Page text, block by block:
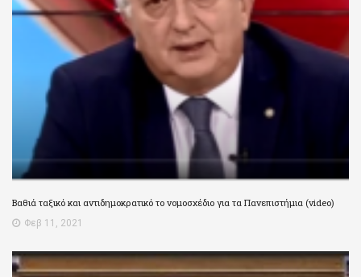
Βαθιά ταξικό και αντιδημοκρατικό το νομοσχέδιο για τα Πανεπιστήμια (video)
Φεβ 11, 2021